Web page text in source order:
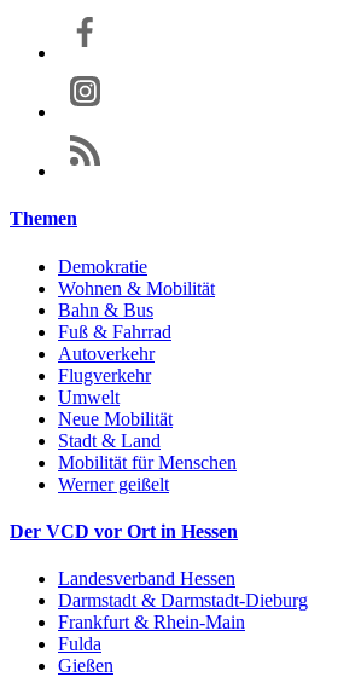
Themen
Demokratie
Wohnen & Mobilität
Bahn & Bus
Fuß & Fahrrad
Autoverkehr
Flugverkehr
Umwelt
Neue Mobilität
Stadt & Land
Mobilität für Menschen
Werner geißelt
Der VCD vor Ort in Hessen
Landesverband Hessen
Darmstadt & Darmstadt-Dieburg
Frankfurt & Rhein-Main
Fulda
Gießen